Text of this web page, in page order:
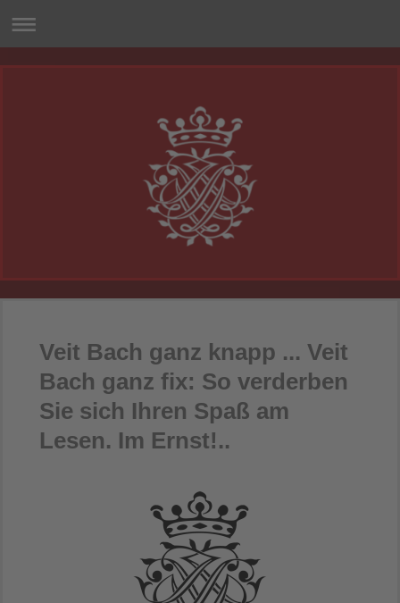
Veit Bach ganz knapp ... Veit
Bach ganz fix: So verderben
Sie sich Ihren Spaß am
Lesen. Im Ernst!..